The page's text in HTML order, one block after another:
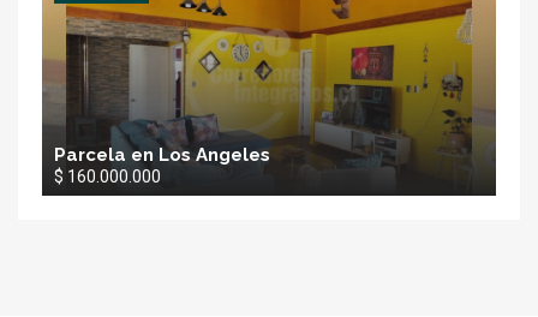
Parcela en Los Angeles
$ 160.000.000